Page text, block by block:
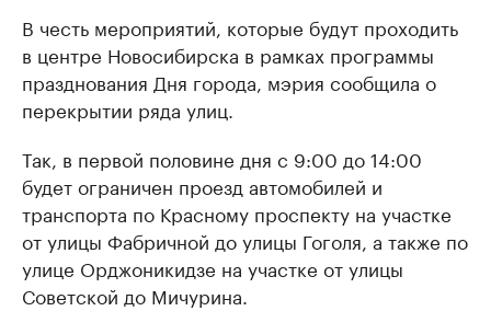
В честь мероприятий, которые будут проходить
в центре Новосибирска в рамках программы
празднования Дня города, мэрия сообщила о
перекрытии ряда улиц.
Так, в первой половине дня с 9:00 до 14:00
будет ограничен проезд автомобилей и
транспорта по Красному проспекту на участке
от улицы Фабричной до улицы Гоголя, а также по
улице Орджоникидзе на участке от улицы
Советской до Мичурина.